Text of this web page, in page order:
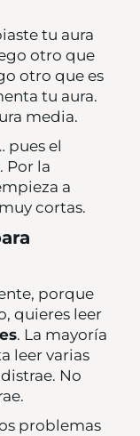
tu aura
otro que
otro que es
tu aura.
media.
pues el
. Por la
a
cortas.
porque
quieres leer
. La mayoría
leer varias
No
problemas